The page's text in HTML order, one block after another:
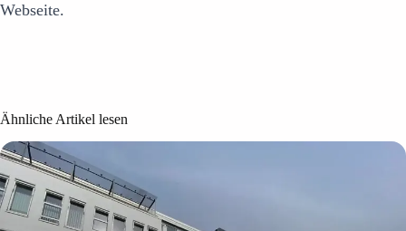
Webseite.
Ähnliche Artikel lesen